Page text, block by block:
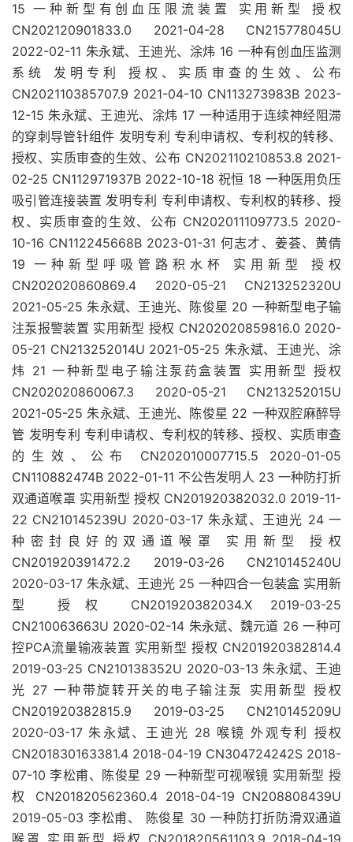
15 一种新型有创血压限流装置 实用新型 授权
CN202120901833.0 2021-04-28 CN215778045U
2022-02-11 朱永斌、王迪光、涂炜 16 一种有创血压监测
系统 发明专利 授权、实质审查的生效、公布
CN202110385707.9 2021-04-10 CN113273983B 2023-
12-15 朱永斌、王迪光、涂炜 17 一种适用于连续神经阻滞
的穿刺导管针组件 发明专利 专利申请权、专利权的转移、
授权、实质审查的生效、公布 CN202110210853.8 2021-
02-25 CN112971937B 2022-10-18 祝恒 18 一种医用负压
吸引管连接装置 发明专利 专利申请权、专利权的转移、授
权、实质审查的生效、公布 CN202011109773.5 2020-
10-16 CN112245668B 2023-01-31 何志才、姜荟、黄倩
19 一种新型呼吸管路积水杯 实用新型 授权
CN202020860869.4 2020-05-21 CN213252320U
2021-05-25 朱永斌、王迪光、陈俊星 20 一种新型电子输
注泵报警装置 实用新型 授权 CN202020859816.0 2020-
05-21 CN213252014U 2021-05-25 朱永斌、王迪光、涂
炜 21 一种新型电子输注泵药盒装置 实用新型 授权
CN202020860067.3 2020-05-21 CN213252015U
2021-05-25 朱永斌、王迪光、陈俊星 22 一种双腔麻醉导
管 发明专利 专利申请权、专利权的转移、授权、实质审查
的生效、公布 CN202010007715.5 2020-01-05
CN110882474B 2022-01-11 不公告发明人 23 一种防打折
双通道喉罩 实用新型 授权 CN201920382032.0 2019-11-
22 CN210145239U 2020-03-17 朱永斌、王迪光 24 一
种密封良好的双通道喉罩 实用新型 授权
CN201920391472.2 2019-03-26 CN210145240U
2020-03-17 朱永斌、王迪光 25 一种四合一包装盒 实用新
型 授权 CN201920382034.X 2019-03-25
CN210063663U 2020-02-14 朱永斌、魏元道 26 一种可
控PCA流量输液装置 实用新型 授权 CN201920382814.4
2019-03-25 CN210138352U 2020-03-13 朱永斌、王迪
光 27 一种带旋转开关的电子输注泵 实用新型 授权
CN201920382815.9 2019-03-25 CN210145209U
2020-03-17 朱永斌、王迪光 28 喉镜 外观专利 授权
CN201830163381.4 2018-04-19 CN304724242S 2018-
07-10 李松甫、陈俊星 29 一种新型可视喉镜 实用新型 授
权 CN201820562360.4 2018-04-19 CN208808439U
2019-05-03 李松甫、 陈俊星 30 一种防打折防滑双通道
喉罩 实用新型 授权 CN201820561103.9 2018-04-19